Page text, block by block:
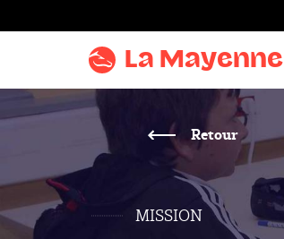
au
menu
recherche
Accentuer
La Mayenne
Retour
MISSION